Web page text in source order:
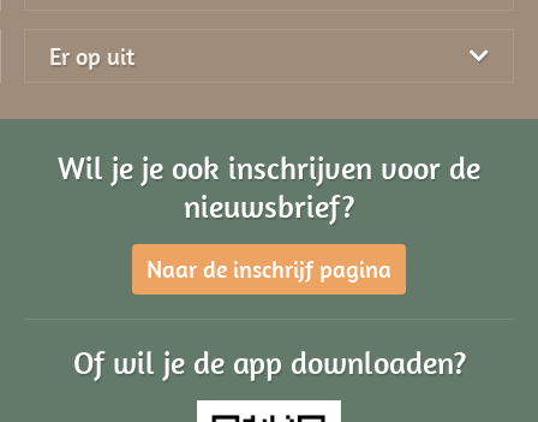
Er op uit
Wil je je ook inschrijven voor de
nieuwsbrief?
Naar de inschrijf pagina
Of wil je de app downloaden?